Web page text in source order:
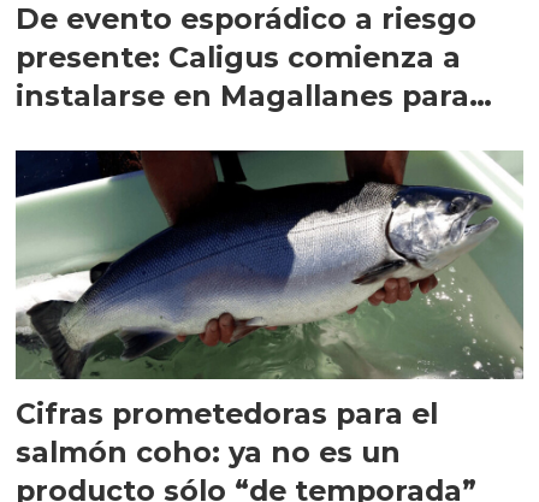
De evento esporádico a riesgo
presente: Caligus comienza a
instalarse en Magallanes para
Cifras prometedoras para el
salmón coho: ya no es un
producto sólo “de temporada”